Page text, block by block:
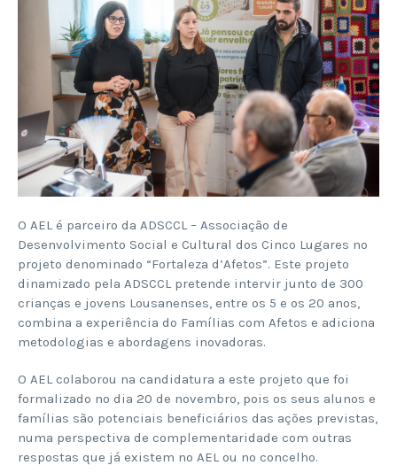
O AEL é parceiro da ADSCCL – Associação de
Desenvolvimento Social e Cultural dos Cinco Lugares no
projeto denominado “Fortaleza d’Afetos”. Este projeto
dinamizado pela ADSCCL pretende intervir junto de 300
crianças e jovens Lousanenses, entre os 5 e os 20 anos,
combina a experiência do Famílias com Afetos e adiciona
metodologias e abordagens inovadoras.
O AEL colaborou na candidatura a este projeto que foi
formalizado no dia 20 de novembro, pois os seus alunos e
famílias são potenciais beneficiários das ações previstas,
numa perspectiva de complementaridade com outras
respostas que já existem no AEL ou no concelho.